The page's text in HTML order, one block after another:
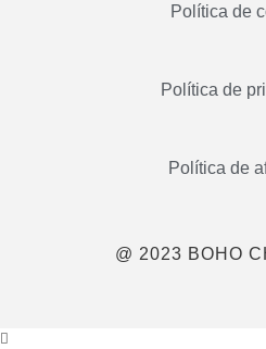
Política de
Política de
Política de
@ 2023 BOHO